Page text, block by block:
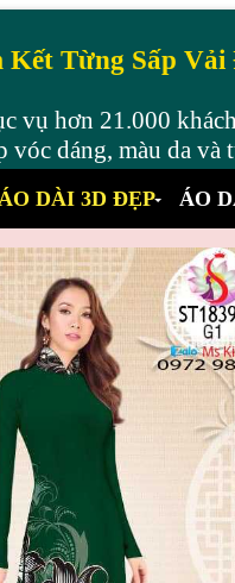
Từng Sấp
vụ hơn 21.000
vóc dáng, màu da
DÀI 3D ĐẸP ÁO